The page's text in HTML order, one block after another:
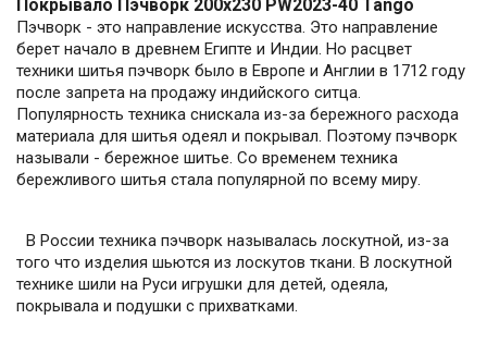
Покрывало Пэчворк 200х230 PW2023-40 Tango
Пэчворк - это направление искусства. Это направление
берет начало в древнем Египте и Индии. Но расцвет
техники шитья пэчворк было в Европе и Англии в 1712 году
после запрета на продажу индийского ситца.
Популярность техника снискала из-за бережного расхода
материала для шитья одеял и покрывал. Поэтому пэчворк
называли - бережное шитье. Со временем техника
бережливого шитья стала популярной по всему миру.
В России техника пэчворк называлась лоскутной, из-за
того что изделия шьются из лоскутов ткани. В лоскутной
технике шили на Руси игрушки для детей, одеяла,
покрывала и подушки с прихватками.